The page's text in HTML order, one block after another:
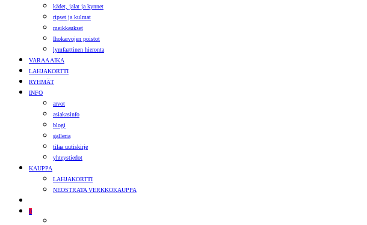
kädet, jalat ja kynnet
ripset ja kulmat
meikkaukset
Ihokarvojen poistot
lymfaattinen hieronta
VARAA AIKA
LAHJAKORTTI
RYHMÄT
INFO
arvot
asiakasinfo
blogi
galleria
tilaa uutiskirje
yhteystiedot
KAUPPA
LAHJAKORTTI
NEOSTRATA VERKKOKAUPPA
0